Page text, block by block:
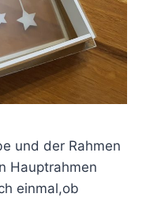
und der Rahmen
Hauptrahmen
einmal,ob